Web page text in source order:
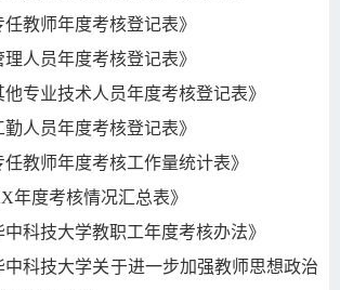
任教师年度考核登记表》
理人员年度考核登记表》
他专业技术人员年度考核登记表》
勤人员年度考核登记表》
任教师年度考核工作量统计表》
年度考核情况汇总表》
中科技大学教职工年度考核办法》
中科技大学关于进一步加强教师思想政治